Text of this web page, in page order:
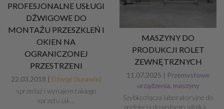
PROFESJONALNE USŁUGI
DŹWIGOWE DO
MONTAŻU PRZESZKLEŃ I
OKIEN NA
OGRANICZONEJ
PRZESTRZENI
22.03.2018 | Dźwigi (żurawie)
sprzedaż i wynajem takiego
sprzętu jak…
MASZYNY DO
PRODUKCJI ROLET
ZEWNĘTRZNYCH
11.07.2025 |
Przemysłowe
urządzenia, maszyny
Szybkozłącza laboratoryjne do
podpięcia dowolnego silnika.…